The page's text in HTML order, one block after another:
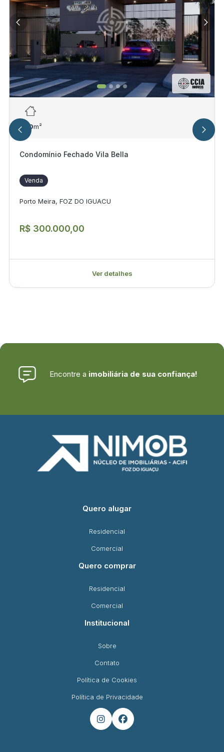
250m²
Condomínio Fechado Vila Bella
Venda
Porto Meira, FOZ DO IGUACU
R$ 300.000,00
Ver detalhes
Encontre a imobiliária de sua confiança!
Quero alugar
Residencial
Comercial
Quero comprar
Residencial
Comercial
Institucional
Sobre
Contato
Política de Cookies
Política de Privacidade
 